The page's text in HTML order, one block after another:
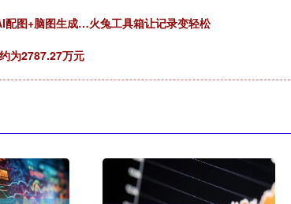
配图+脑图生成…火兔工具箱让记录变轻松
为2787.27万元